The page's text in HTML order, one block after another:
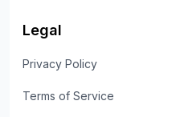
Legal
Privacy Policy
Terms of Service